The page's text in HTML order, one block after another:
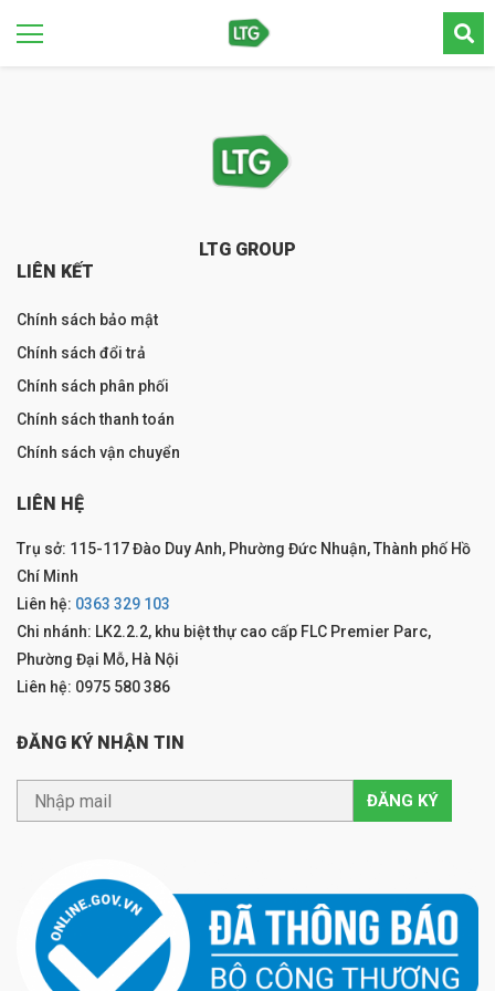
LTG GROUP
LIÊN KẾT
Chính sách bảo mật
Chính sách đổi trả
Chính sách phân phối
Chính sách thanh toán
Chính sách vận chuyển
LIÊN HỆ
Trụ sở: 115-117 Đào Duy Anh, Phường Đức Nhuận, Thành phố Hồ
Chí Minh
Liên hệ: 0363 329 103
Chi nhánh: LK2.2.2, khu biệt thự cao cấp FLC Premier Parc,
Phường Đại Mỗ, Hà Nội
Liên hệ: 0975 580 386
ĐĂNG KÝ NHẬN TIN